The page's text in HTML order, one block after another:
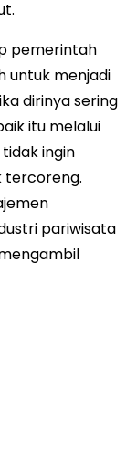
pemerintah
untuk menjadi
dirinya sering
itu melalui
ingin
tercoreng.
pariwisata